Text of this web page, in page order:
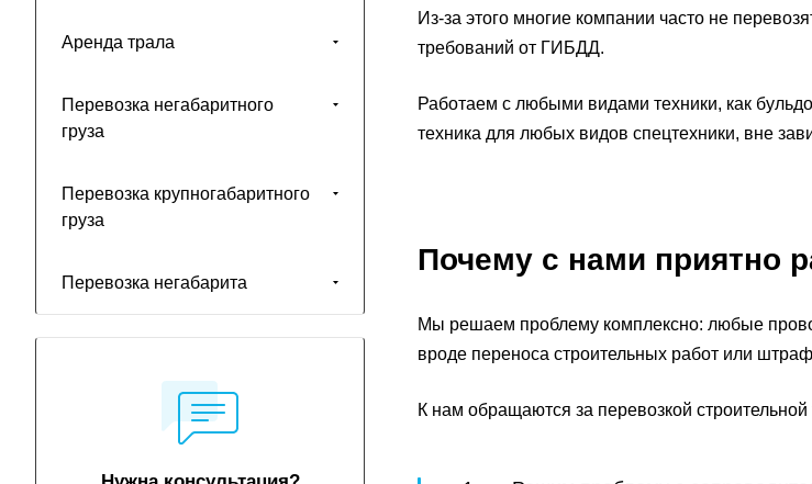
Из-за этого многие компании часто не
требований от ГИБДД.
Работаем с любыми видами техники, как
техника для любых видов спецтехники, вне
Почему с нами приятно
Мы решаем проблему комплексно: любые
вроде переноса строительных работ или
К нам обращаются за перевозкой
Аренда трала
Перевозка негабаритного
груза
Перевозка крупногабаритного
груза
Перевозка негабарита